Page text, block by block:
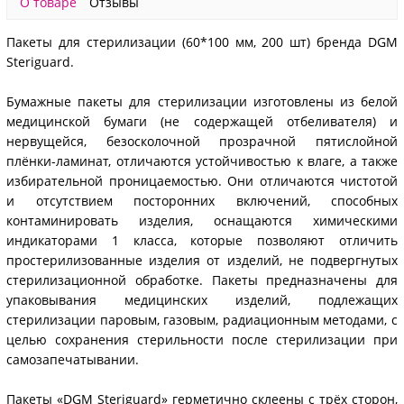
Пакеты для стерилизации (60*100 мм, 200 шт) бренда DGM
Steriguard.
Бумажные пакеты для стерилизации изготовлены из белой
медицинской бумаги (не содержащей отбеливателя) и
нервущейся, безосколочной прозрачной пятислойной
плёнки-ламинат, отличаются устойчивостью к влаге, а также
избирательной проницаемостью. Они отличаются чистотой
и отсутствием посторонних включений, способных
контаминировать изделия, оснащаются химическими
индикаторами 1 класса, которые позволяют отличить
простерилизованные изделия от изделий, не подвергнутых
стерилизационной обработке. Пакеты предназначены для
упаковывания медицинских изделий, подлежащих
стерилизации паровым, газовым, радиационным методами, с
целью сохранения стерильности после стерилизации при
самозапечатывании.
Пакеты «DGM Steriguard» герметично склеены с трёх сторон,